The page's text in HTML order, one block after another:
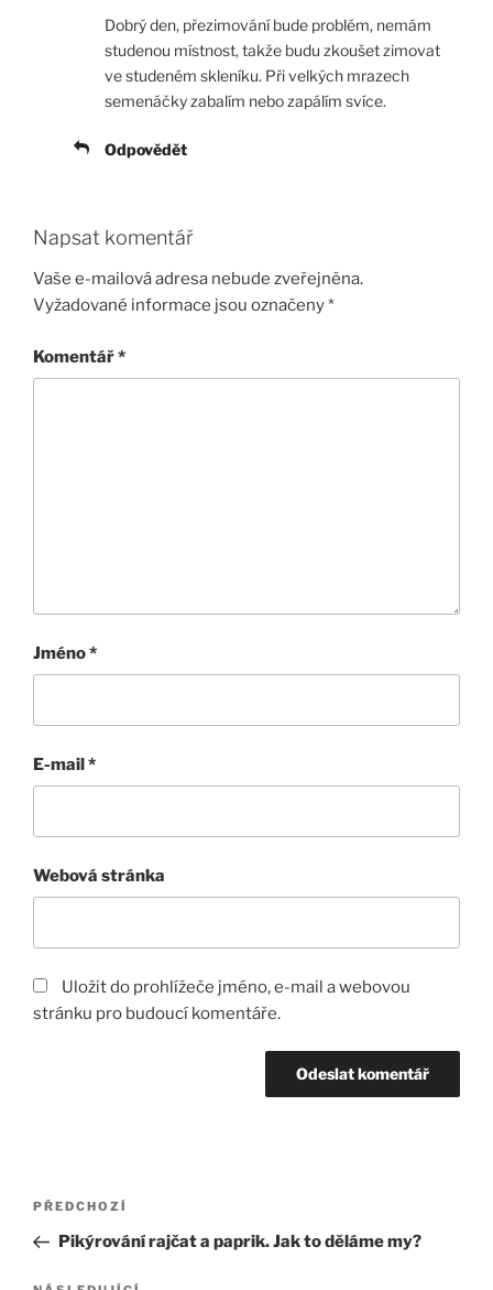
Dobrý den, přezimování bude problém, nemám
studenou místnost, takže budu zkoušet zimovat
ve studeném skleníku. Při velkých mrazech
semenáčky zabalím nebo zapálím svíce.
Odpovědět
Napsat komentář
Vaše e-mailová adresa nebude zveřejněna.
Vyžadované informace jsou označeny*
Komentář*
Jméno*
E-mail*
Webová stránka
Uložit do prohlížeče jméno, e-mail a webovou
stránku pro budoucí komentáře.
Navigace
příspěvek
Předchozí
příspěvek
PŘEDCHOZÍ
Pikýrování rajčat a paprik. Jak to děláme my?